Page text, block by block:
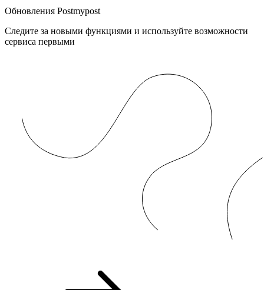
Обновления Postmypost
Следите за новыми функциями и используйте возможности
сервиса первыми